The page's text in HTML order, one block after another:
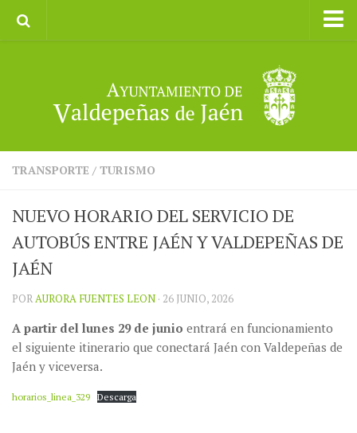
II CXM ROMPEALBARCAS 2023
TRANSPORTE / TURISMO
NUEVO HORARIO DEL SERVICIO DE
AUTOBÚS ENTRE JAÉN Y VALDEPEÑAS DE
JAÉN
PORAURORA FUENTES LEON · 26 JUNIO, 2026
A partir del lunes 29 de junio entrará en funcionamiento
el siguiente itinerario que conectará Jaén con Valdepeñas de
Jaén y viceversa.
horarios_linea_329 Descarga